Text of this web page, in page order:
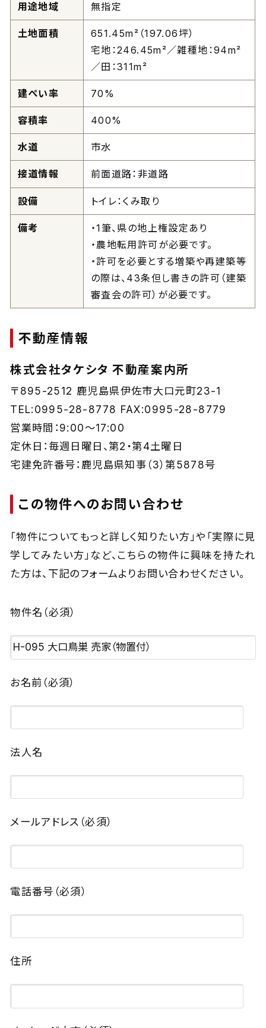
用途地域 無指定
土地面積
651.45m²（197.06坪）
宅地：246.45m²／雑種地：94m²
／田：311m²
建ぺい率 70%
容積率 400%
水道 市水
接道情報 前面道路：非道路
設備 トイレ：くみ取り
備考
・1筆、県の地上権設定あり
・農地転用許可が必要です。
・許可を必要とする増築や再建築等
の際は、43条但し書きの許可（建築
審査会の許可）が必要です。
不動産情報
株式会社タケシタ 不動産案内所
〒895-2512 鹿児島県伊佐市大口元町23-1
TEL:0995-28-8778 FAX:0995-28-8779
営業時間：9:00～17:00
定休日：毎週日曜日、第2・第4土曜日
宅建免許番号：鹿児島県知事（3）第5878号
この物件へのお問い合わせ
「物件についてもっと詳しく知りたい方」や「実際に見
学してみたい方」など、 こちらの物件に興味を持たれ
た方は、下記のフォームよりお問い合わせください。
物件名 （必須）
お名前 （必須）
法人名
メールアドレス （必須）
電話番号 （必須）
住所